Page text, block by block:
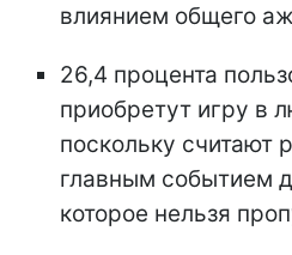
влиянием общего
26,4 процента
приобретут игру в
поскольку считают
главным событием
которое нельзя